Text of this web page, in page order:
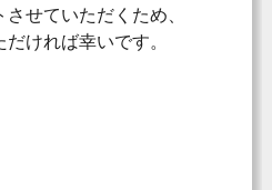
せていただくため、
ければ幸いです。